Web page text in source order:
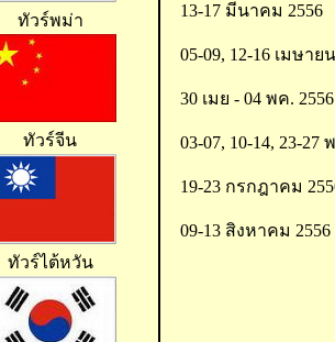
ทัวร์พม่า
ทัวร์จีน
ทัวร์ไต้หวัน
13-17 มีนาคม 2556
05-09, 12-16 เมษาย
30 เมย - 04 พค. 2556
03-07, 10-14, 23-
19-23 กรกฎาคม
09-13 สิงหาคม 2556